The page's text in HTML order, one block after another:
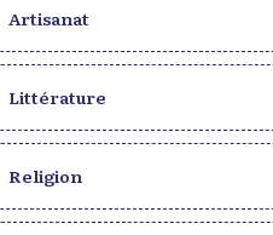
Artisanat
Littérature
Religion